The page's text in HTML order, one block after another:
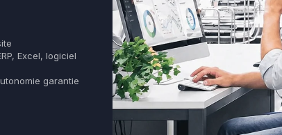
Excel, logiciel
garantie